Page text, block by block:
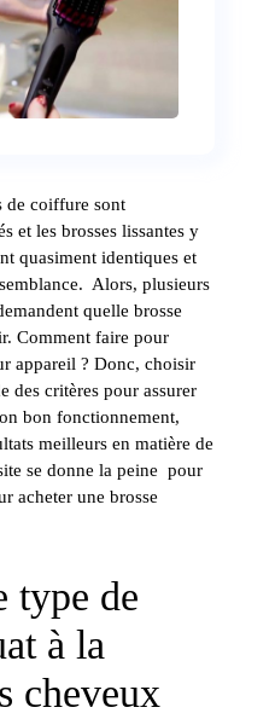
de coiffure sont
et les brosses lissantes y
quasiment identiques et
Alors, plusieurs
quelle brosse
Comment faire pour
appareil ? Donc, choisir
des critères pour assurer
bon fonctionnement,
meilleurs en matière de
se donne la peine pour
acheter une brosse
type de
à la
cheveux